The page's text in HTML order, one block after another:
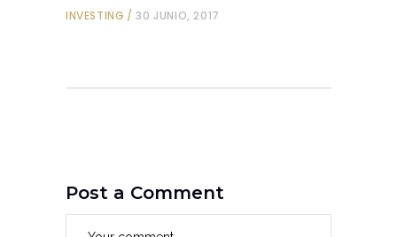
INVESTING 30 JUNIO, 2017
Post a Comment